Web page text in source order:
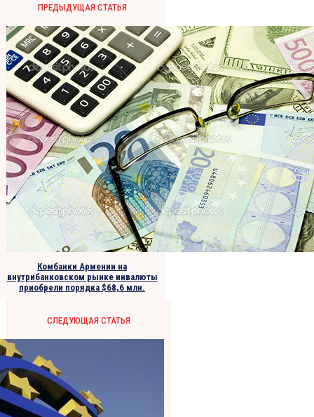
ПРЕДЫДУЩАЯ СТАТЬЯ
Комбанки Армении на
внутрибанковском рынке инвалюты
приобрели порядка $68,6 млн.
СЛЕДУЮЩАЯ СТАТЬЯ